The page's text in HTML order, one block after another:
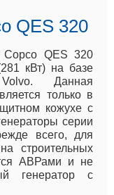
QES 320
Copco QES 320
кВт) на базе
Данная
только в
кожухе с
серии
всего, для
строительных
АВРами и не
генератор с